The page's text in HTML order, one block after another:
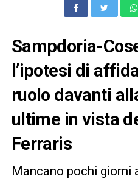
Sampdoria-
l’ipotesi di
ruolo davanti
ultime in vista
Ferraris
Mancano pochi giorni